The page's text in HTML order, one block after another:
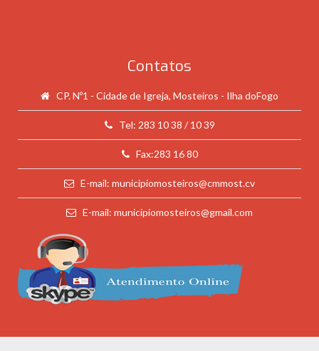
Contatos
CP. Nº1 - Cidade de Igreja, Mosteiros - Ilha doFogo
Tel: 283 10 38 / 10 39
Fax:283 16 80
E-mail: municipiomosteiros@cmmost.cv
E-mail: municipiomosteiros@gmail.com